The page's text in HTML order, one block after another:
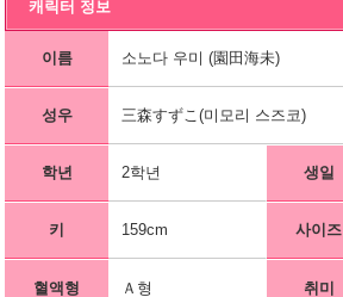
캐릭터 정보
이름 소노다 우미 (園田海未)
성우 三森すずこ(미모리 스즈코)
학년 2학년 생일
키 159cm 사이즈
혈액형 Ａ형 취미